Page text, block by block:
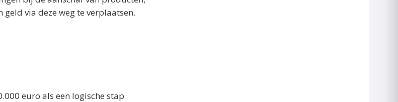
via deze weg te verplaatsen.
euro als een logische stap